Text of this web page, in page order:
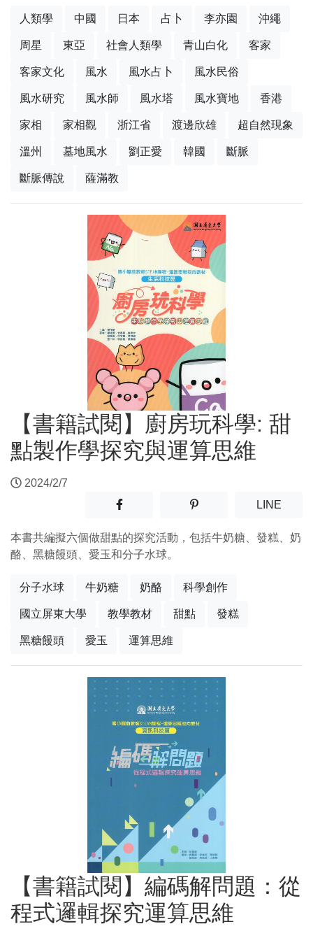
人類學 中國 日本 占卜 李亦園 沖繩
周星 東亞 社會人類學 青山白化 客家
客家文化 風水 風水占卜 風水民俗
風水研究 風水師 風水塔 風水寶地 香港
家相 家相觀 浙江省 渡邊欣雄 超自然現象
溫州 墓地風水 劉正愛 韓國 斷脈
斷脈傳說 薩滿教
【書籍試閱】廚房玩科學: 甜
點製作學探究與運算思維
2024/2/7
分享至facebook(另開新視窗)
分享至噗浪(另開新視窗)
LINE(另開
本書共編擬六個做甜點的探究活動，包括牛奶糖、發糕、奶
酪、黑糖饅頭、愛玉和分子水球。
分子水球 牛奶糖 奶酪 科學創作
國立屏東大學 教學教材 甜點 發糕
黑糖饅頭 愛玉 運算思維
【書籍試閱】編碼解問題：從
程式邏輯探究運算思維